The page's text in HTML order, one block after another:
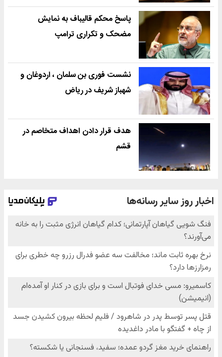
پاسخ محکم قالیباف به نمایش
مضحک و تکراری ترامپ
نشست فوری بن سلمان ، اردوغان و
شهباز شریف در ریاض
هدف قرار دادن اهداف متخاصم در
قشم